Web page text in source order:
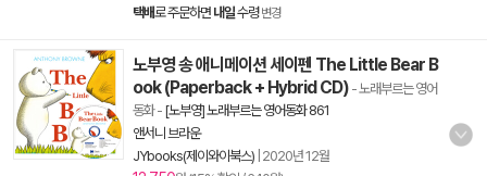
택배로 주문하면 내일수령 변경
노부영 송 애니메이션 세이펜 The Little Bear B
ook (Paperback + Hybrid CD) - 노래부르는 영어
동화- [노부영] 노래부르는 영어동화 861
앤서니 브라운
JYbooks(제이와이북스) 2020년 12월